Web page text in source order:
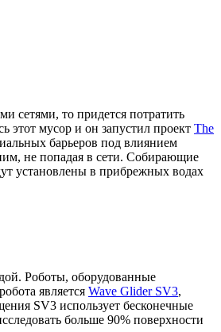
сетями, то придется потратить
этот мусор и он запустил проект The
барьеров под влиянием
не попадая в сети. Собирающие
установлены в прибрежных водах
Роботы, оборудованные
является Wave Glider SV3,
SV3 использует бесконечные
больше 90% поверхности